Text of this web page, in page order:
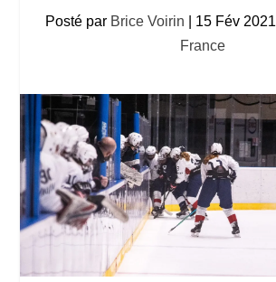
Posté par Brice Voirin 15 Fév 2021
France